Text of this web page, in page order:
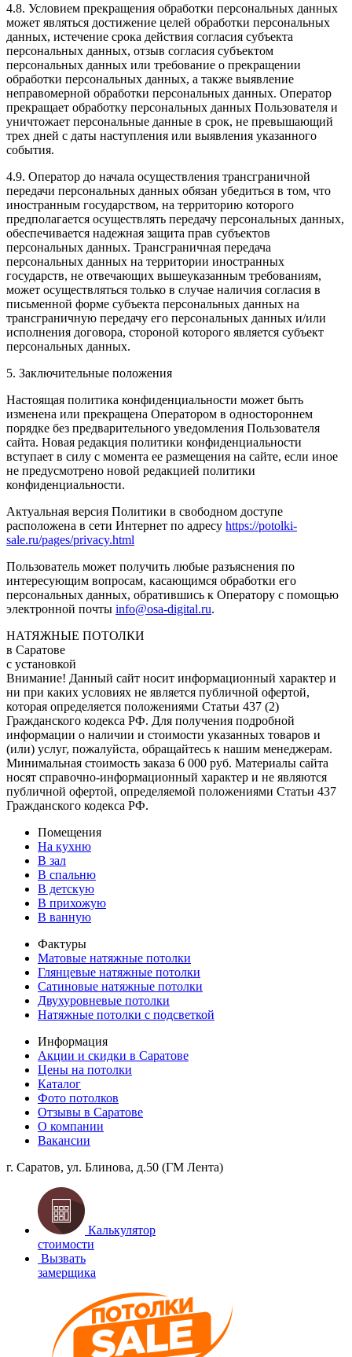
4.8. Условием прекращения обработки персональных данных
может являться достижение целей обработки персональных
данных, истечение срока действия согласия субъекта
персональных данных, отзыв согласия субъектом
персональных данных или требование о прекращении
обработки персональных данных, а также выявление
неправомерной обработки персональных данных. Оператор
прекращает обработку персональных данных Пользователя и
уничтожает персональные данные в срок, не превышающий
трех дней с даты наступления или выявления указанного
события.
4.9. Оператор до начала осуществления трансграничной
передачи персональных данных обязан убедиться в том, что
иностранным государством, на территорию которого
предполагается осуществлять передачу персональных данных,
обеспечивается надежная защита прав субъектов
персональных данных. Трансграничная передача
персональных данных на территории иностранных
государств, не отвечающих вышеуказанным требованиям,
может осуществляться только в случае наличия согласия в
письменной форме субъекта персональных данных на
трансграничную передачу его персональных данных и/или
исполнения договора, стороной которого является субъект
персональных данных.
5. Заключительные положения
Настоящая политика конфиденциальности может быть
изменена или прекращена Оператором в одностороннем
порядке без предварительного уведомления Пользователя
сайта. Новая редакция политики конфиденциальности
вступает в силу с момента ее размещения на сайте, если иное
не предусмотрено новой редакцией политики
конфиденциальности.
Актуальная версия Политики в свободном доступе
расположена в сети Интернет по адресу https://potolki-
sale.ru/pages/privacy.html
Пользователь может получить любые разъяснения по
интересующим вопросам, касающимся обработки его
персональных данных, обратившись к Оператору с помощью
электронной почты info@osa-digital.ru.
НАТЯЖНЫЕ ПОТОЛКИ
в Саратове
с установкой
Внимание! Данный сайт носит информационный характер и
ни при каких условиях не является публичной офертой,
которая определяется положениями Статьи 437 (2)
Гражданского кодекса РФ. Для получения подробной
информации о наличии и стоимости указанных товаров и
(или) услуг, пожалуйста, обращайтесь к нашим менеджерам.
Минимальная стоимость заказа 6 000 руб. Материалы сайта
носят справочно-информационный характер и не являются
публичной офертой, определяемой положениями Статьи 437
Гражданского кодекса РФ.
Помещения
На кухню
В зал
В спальню
В детскую
В прихожую
В ванную
Фактуры
Матовые натяжные потолки
Глянцевые натяжные потолки
Сатиновые натяжные потолки
Двухуровневые потолки
Натяжные потолки с подсветкой
Информация
Акции и скидки в Саратове
Цены на потолки
Каталог
Фото потолков
Отзывы в Саратове
О компании
Вакансии
г. Саратов, ул. Блинова, д.50 (ГМ Лента)
Калькулятор
стоимости
Вызвать
замерщика